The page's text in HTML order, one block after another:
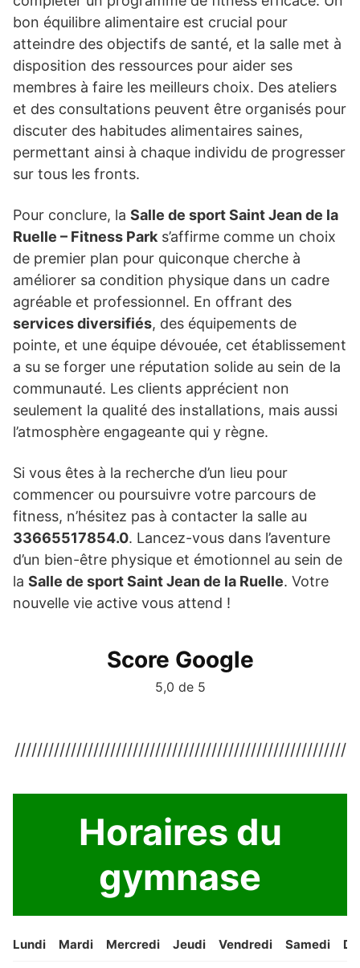
bon équilibre alimentaire est crucial pour
atteindre des objectifs de santé, et la salle met à
disposition des ressources pour aider ses
membres à faire les meilleurs choix. Des ateliers
et des consultations peuvent être organisés pour
discuter des habitudes alimentaires saines,
permettant ainsi à chaque individu de progresser
sur tous les fronts.
Pour conclure, la Salle de sport Saint Jean de la
Ruelle – Fitness Park s’affirme comme un choix
de premier plan pour quiconque cherche à
améliorer sa condition physique dans un cadre
agréable et professionnel. En offrant des
services diversifiés, des équipements de
pointe, et une équipe dévouée, cet établissement
a su se forger une réputation solide au sein de la
communauté. Les clients apprécient non
seulement la qualité des installations, mais aussi
l’atmosphère engageante qui y règne.
Si vous êtes à la recherche d’un lieu pour
commencer ou poursuivre votre parcours de
fitness, n’hésitez pas à contacter la salle au
33665517854.0. Lancez-vous dans l’aventure
d’un bien-être physique et émotionnel au sein de
la Salle de sport Saint Jean de la Ruelle. Votre
nouvelle vie active vous attend !
Score Google
5,0 de 5
///////////////////////////////////////////////////////////
Horaires du
gymnase
Lundi Mardi Mercredi Jeudi Vendredi Samedi